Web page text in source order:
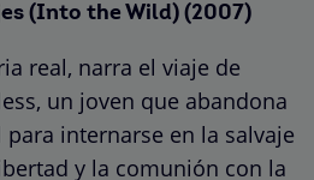
(Into the Wild) (2007)
real, narra el viaje de
un joven que abandona
internarse en la salvaje
y la comunión con la